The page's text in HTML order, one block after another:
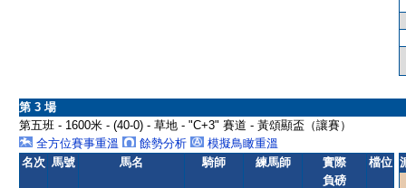
第 3 場
第五班 - 1600米 - (40-0) - 草地 - "C+3" 賽道 - 黃頌顯盃（讓賽）
全方位賽事重溫
餘勢分析
模擬鳥瞰重溫
名次 馬號 馬名 騎師 練馬師
實際
負磅
檔位